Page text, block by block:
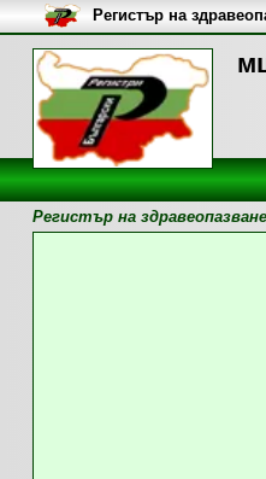
Регистър на
Регистър на